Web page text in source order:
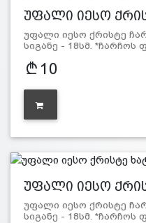
უფალი იესო
უფალი იესო ქრისტე
სიგანე - 18სმ. *ჩარჩოს
10
უფალი იესო
უფალი იესო ქრისტე
სიგანე - 18სმ. *ჩარჩოს